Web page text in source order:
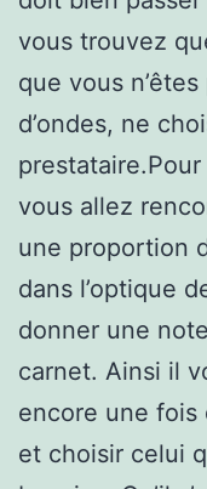
vous trouvez
que vous
d’ondes, ne
vous allez
une proportion
dans l’optique
donner une
carnet. Ainsi il
encore une fois
et choisir celui